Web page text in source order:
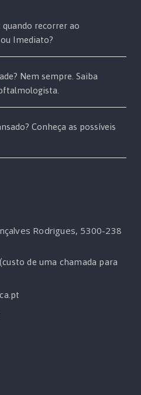
quando recorrer ao
Imediato?
Nem sempre. Saiba
Conheça as possíveis
Rodrigues, 5300-238
de uma chamada para